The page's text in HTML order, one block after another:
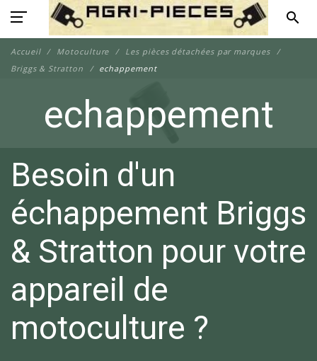
search
Accueil Motoculture
Les pièces détachées par marques
Briggs & Stratton
echappement
echappement
Besoin d'un
échappement Briggs
& Stratton pour votre
appareil de
motoculture ?